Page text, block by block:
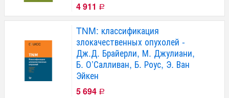
4 911 Р
TNM: классификация
злокачественных опухолей -
Дж.Д. Брайерли, М. Джулиани,
Б. О’Салливан, Б. Роус, Э. Ван
Эйкен
5 694 Р